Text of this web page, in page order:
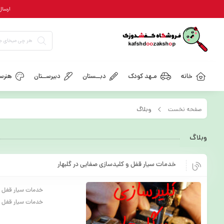
ارسال رایگان
خانه مـهد کودک دبــستان دبیرســتان
صفحه نخست وبلاگ
وبلاگ
خدمات سیار قفل و کلیدسازی صفایی در گلبهار
خدمات سیار قفل
خدمات سیار قفل و